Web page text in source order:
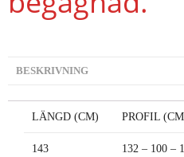
BESKRIVNING
LÄNGD (CM) PROFIL
143 132 – 100 –